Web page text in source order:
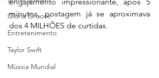
Gloria Groove
Entretenimento
Taylor Swift
Música Mundial
engajamento impressionante, após 5
minutos, postagem já se aproximava
dos 4 MILHÕES de curtidas.